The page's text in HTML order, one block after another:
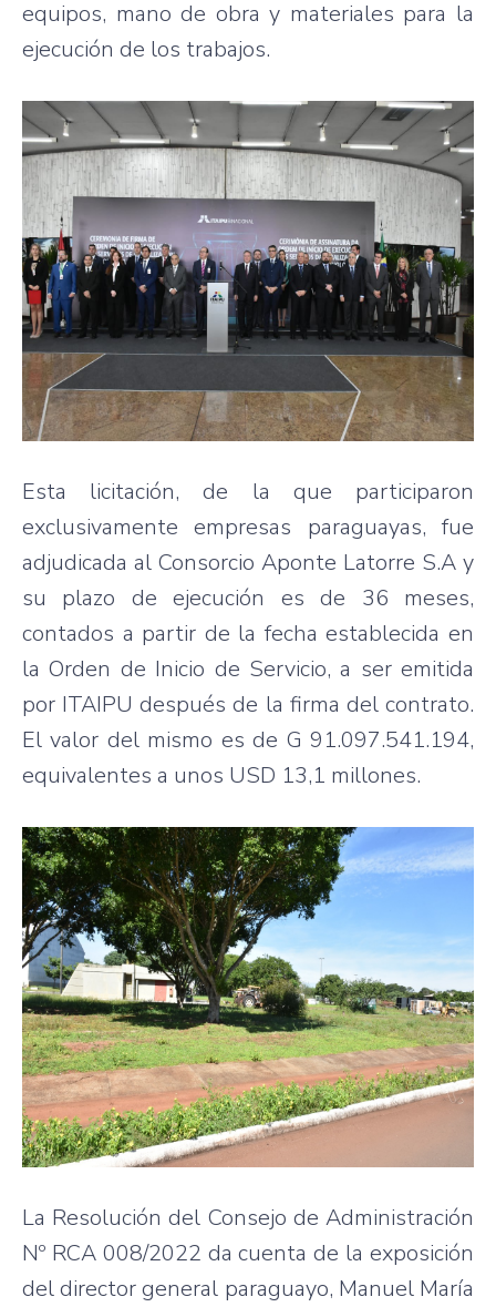
equipos, mano de obra y materiales para la
ejecución de los trabajos.
Esta licitación, de la que participaron
exclusivamente empresas paraguayas, fue
adjudicada al Consorcio Aponte Latorre S.A y
su plazo de ejecución es de 36 meses,
contados a partir de la fecha establecida en
la Orden de Inicio de Servicio, a ser emitida
por ITAIPU después de la firma del contrato.
El valor del mismo es de G 91.097.541.194,
equivalentes a unos USD 13,1 millones.
La Resolución del Consejo de Administración
Nº RCA 008/2022 da cuenta de la exposición
del director general paraguayo, Manuel María